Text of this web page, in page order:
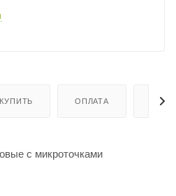
ОПЛАТА
с микроточками